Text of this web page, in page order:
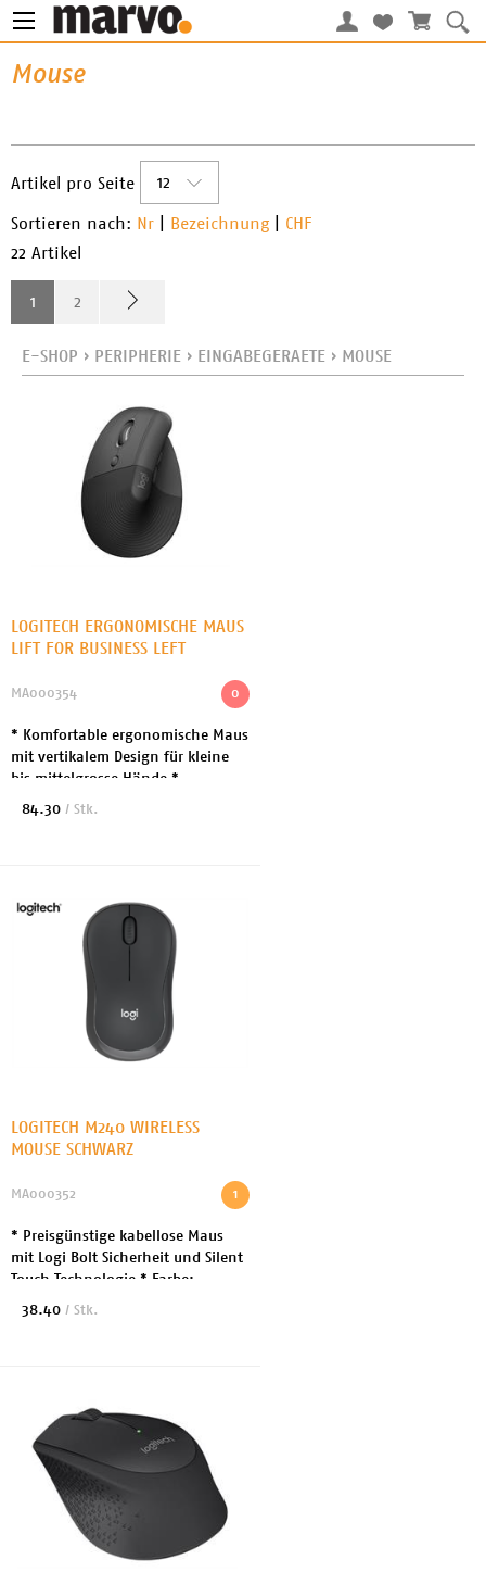
Mouse
Artikel pro Seite 12
Sortieren nach: Nr Bezeichnung
CHF
22 Artikel
1 2
E-SHOP › PERIPHERIE › EINGABEGERAETE › MOUSE
LOGITECH ERGONOMISCHE MAUS
LIFT FOR BUSINESS LEFT
0
MA000354
* Komfortable ergonomische Maus
mit vertikalem Design für kleine
bis mittelgrosse Hände *
Kabelloser Empfänger: Logi Bolt
84.30 / Stk.
LOGITECH M240 WIRELESS
MOUSE SCHWARZ
1
MA000352
* Preisgünstige kabellose Maus
mit Logi Bolt Sicherheit und Silent
Touch Technologie * Farbe:
Graphite * 4000 dpi
38.40 / Stk.